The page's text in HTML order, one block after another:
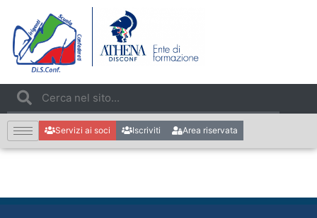
Servizi ai soci Iscriviti Area riservata